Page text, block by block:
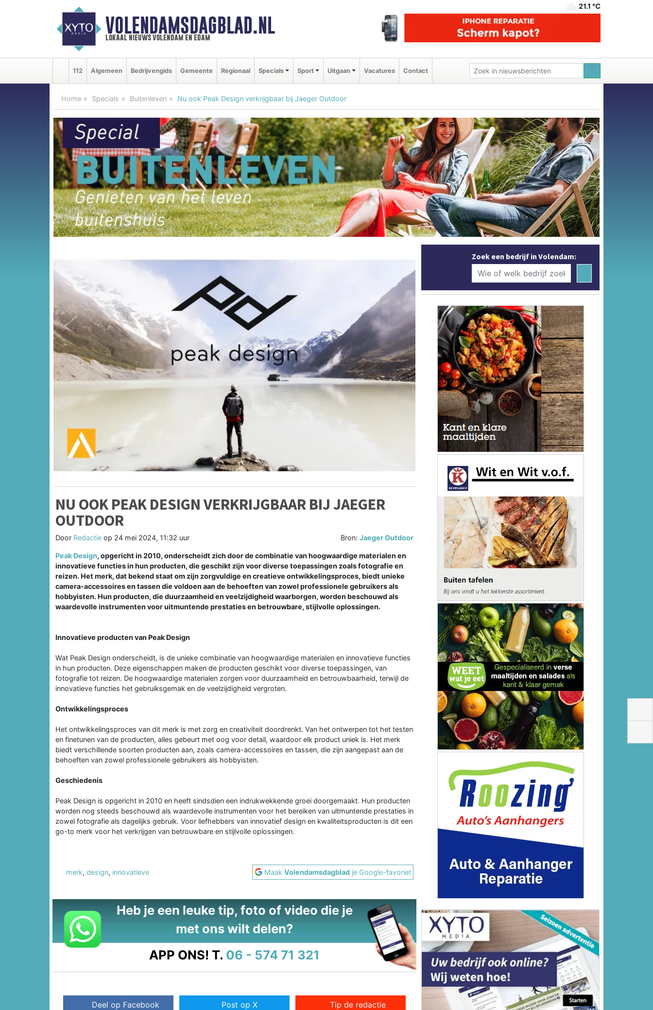
VOLENDAMSDAGBLAD.NL
lokaal nieuws volendam en edam
21.1 ℃
112 Algemeen Bedrijvengids Gemeente Regionaal Specials Sport Uitgaan Vacatures Contact
Home Specials Buitenleven Nu ook Peak Design verkrijgbaar bij Jaeger Outdoor
NU OOK PEAK DESIGN VERKRIJGBAAR BIJ JAEGER
OUTDOOR
Door Redactie op 24 mei 2024, 11:32 uur Bron:Jaeger Outdoor
Peak Design, opgericht in 2010, onderscheidt zich door de combinatie van hoogwaardige materialen en
innovatieve functies in hun producten, die geschikt zijn voor diverse toepassingen zoals fotografie en
reizen. Het merk, dat bekend staat om zijn zorgvuldige en creatieve ontwikkelingsproces, biedt unieke
camera-accessoires en tassen die voldoen aan de behoeften van zowel professionele gebruikers als
hobbyisten. Hun producten, die duurzaamheid en veelzijdigheid waarborgen, worden beschouwd als
waardevolle instrumenten voor uitmuntende prestaties en betrouwbare, stijlvolle oplossingen.
Innovatieve producten van Peak Design
Wat Peak Design onderscheidt, is de unieke combinatie van hoogwaardige materialen en innovatieve functies
in hun producten. Deze eigenschappen maken de producten geschikt voor diverse toepassingen, van
fotografie tot reizen. De hoogwaardige materialen zorgen voor duurzaamheid en betrouwbaarheid, terwijl de
innovatieve functies het gebruiksgemak en de veelzijdigheid vergroten.
Ontwikkelingsproces
Het ontwikkelingsproces van dit merk is met zorg en creativiteit doordrenkt. Van het ontwerpen tot het testen
en finetunen van de producten, alles gebeurt met oog voor detail, waardoor elk product uniek is. Het merk
biedt verschillende soorten producten aan, zoals camera-accessoires en tassen, die zijn aangepast aan de
behoeften van zowel professionele gebruikers als hobbyisten.
Geschiedenis
Peak Design is opgericht in 2010 en heeft sindsdien een indrukwekkende groei doorgemaakt. Hun producten
worden nog steeds beschouwd als waardevolle instrumenten voor het bereiken van uitmuntende prestaties in
zowel fotografie als dagelijks gebruik. Voor liefhebbers van innovatief design en kwaliteitsproducten is dit een
go-to merk voor het verkrijgen van betrouwbare en stijlvolle oplossingen.
merk, design, innovatieve MaakVolendamsdagblad je Google-favoriet
Heb je een leuke tip, foto of video die je
met ons wilt delen?
APP ONS! T. 06 - 574 71 321
Deel op Facebook Post op X Tip de redactie
Zoek een bedrijf in Volendam: